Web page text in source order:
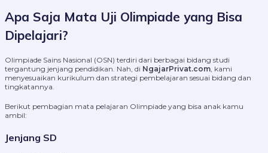
Apa Saja Mata Uji Olimpiade yang Bisa
Dipelajari?
Olimpiade Sains Nasional (OSN) terdiri dari berbagai bidang studi
tergantung jenjang pendidikan. Nah, di NgajarPrivat.com , kami
menyesuaikan kurikulum dan strategi pembelajaran sesuai bidang dan
tingkatannya.
Berikut pembagian mata pelajaran Olimpiade yang bisa anak kamu
ambil:
Jenjang SD